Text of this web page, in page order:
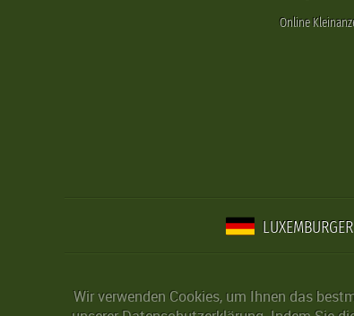
Online
Wir verwenden Cookies, um Ihnen das